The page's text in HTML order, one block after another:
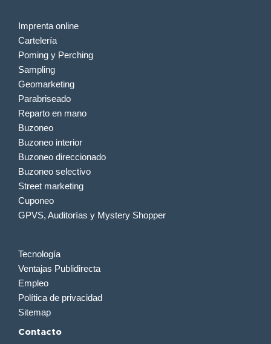
Imprenta online
Cartelería
Poming y Perching
Sampling
Geomarketing
Parabriseado
Reparto en mano
Buzoneo
Buzoneo interior
Buzoneo direccionado
Buzoneo selectivo
Street marketing
Cuponeo
GPVS, Auditorías y Mystery Shopper
Tecnología
Ventajas Publidirecta
Empleo
Política de privacidad
Sitemap
Contacto